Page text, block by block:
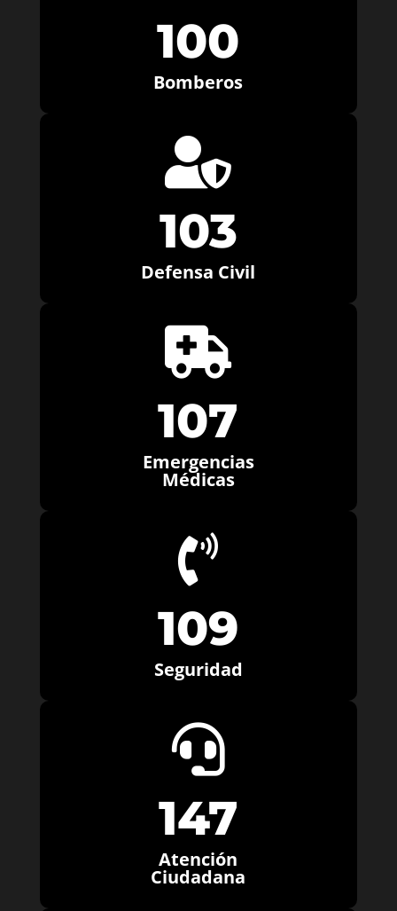
100
Bomberos

103
Defensa Civil

107
Emergencias
Médicas

109
Seguridad

147
Atención
Ciudadana